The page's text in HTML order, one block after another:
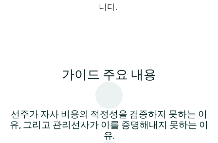
니다.
가이드 주요 내용
선주가 자사 비용의 적정성을 검증하지 못하는 이
유, 그리고 관리선사가 이를 증명해내지 못하는 이
유.